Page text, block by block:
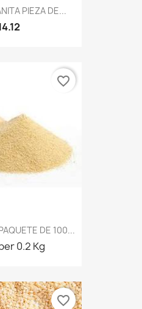
PIEZA DE...
DE 100...
0.2 Kg
favorite_border
favorite_border